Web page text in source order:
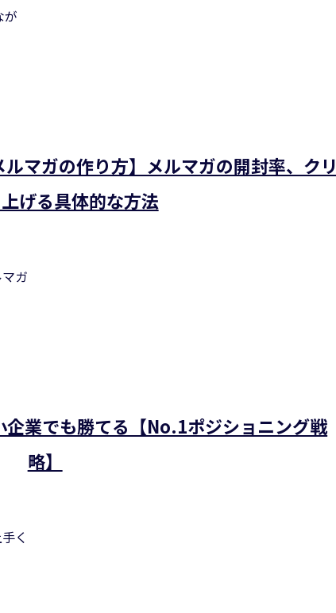
が
マガの作り方】メルマガの開封率、クリ
げる具体的な方法
ガ
業でも勝てる【No.1ポジショニング戦
略】
く